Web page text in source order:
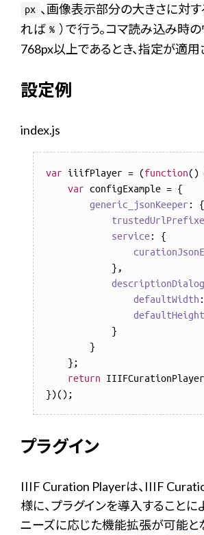
px 、画像表示部分の大きさに対
れば % ）で行う。コマ読み込み時
768px以上であるとき、指定が適用
設定例
index.js
var iiifPlayer = (function( )
var configExample = {
generic_jsonKeeper : {
service: {
            },
descriptionDialog
defaultWidth :
defaultHeight
            }
        }
    };
return
プラグイン
IIIF Curation Playerは、IIIF
様に、プラグインを導入することに
ニーズに応じた機能拡張が可能と